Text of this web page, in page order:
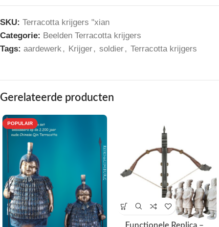
SKU: Terracotta krijgers "xian
Categorie: Beelden Terracotta krijgers
Tags: aardewerk, Krijger, soldier, Terracotta krijgers
Gerelateerde producten
POPULAIR